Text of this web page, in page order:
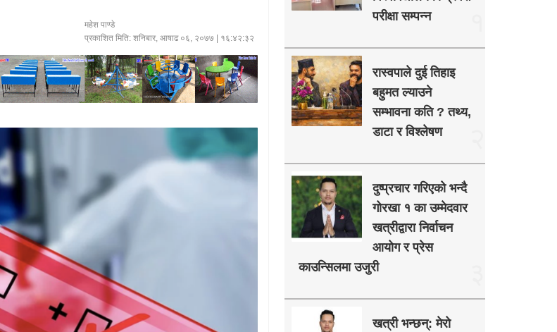
महेश पाण्डे
प्रकाशित मिति:शनिबार, आषाढ ०६, २०७७ | १६:४२:३२
परीक्षा सम्पन्न
रास्वपाले दुई तिहाइ
बहुमत ल्याउने
सम्भावना कति ? तथ्य,
डाटा र विश्लेषण
दुष्प्रचार गरिएको भन्दै
गोरखा १ का उम्मेदवार
खत्रीद्वारा निर्वाचन
आयोग र प्रेस
काउन्सिलमा उजुरी
खत्री भन्छन्: मेरो